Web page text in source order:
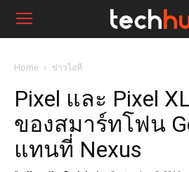
Home ข่าวไอที
Pixel และ Pixel
ของสมาร์ทโฟน
แทนที่ Nexus